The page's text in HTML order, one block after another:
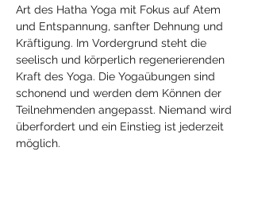
Art des Hatha Yoga mit Fokus auf Atem
und Entspannung, sanfter Dehnung und
Kräftigung. Im Vordergrund steht die
seelisch und körperlich regenerierenden
Kraft des Yoga. Die Yogaübungen sind
schonend und werden dem Können der
Teilnehmenden angepasst. Niemand wird
überfordert und ein Einstieg ist jederzeit
möglich.